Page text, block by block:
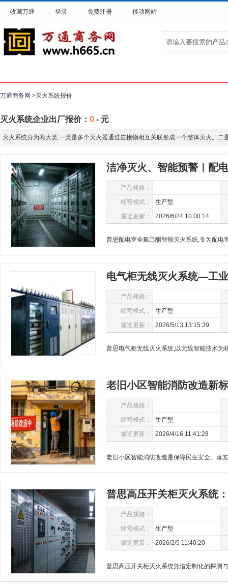
收藏万通 登录 免费注册 移动网站
万通商务网 >灭火系统报价
灭火系统企业出厂报价： 0 - 元
灭火系统分为两大类,一类是多个灭火器通过连接物相互关联形成一个整体灭火。
洁净灭火、智能预警｜配
产品规格：
经营模式：
生产型
最近更新：
2026/6/24 10:00:14
电气柜无线灭火系统—工
产品规格：
经营模式：
生产型
最近更新：
2026/5/13 13:15:39
老旧小区智能消防改造新
产品规格：
经营模式：
生产型
最近更新：
2026/4/16 11:41:28
普思高压开关柜灭火系统
产品规格：
经营模式：
生产型
最近更新：
2026/2/5 11:40:20